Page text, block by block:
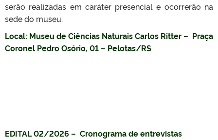
serão realizadas em caráter presencial e ocorrerão na
sede do museu.
Local: Museu de Ciências Naturais Carlos Ritter – Praça
Coronel Pedro Osório, 01 – Pelotas/RS
EDITAL 02/2026 – Cronograma de entrevistas